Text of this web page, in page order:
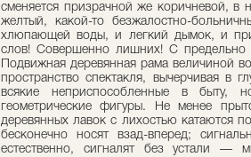
сменяется призрачной же коричневой, в
желтый, какой-то безжалостно-
хлюпающей воды, и легкий дымок, и
слов! Совершенно лишних! С предельно
Подвижная деревянная рама величиной
пространство спектакля, вычерчивая в
всякие неприспособленные в быту,
геометрические фигуры. Не менее
деревянных лавок с лихостью катаются
бесконечно носят взад-вперед;
естественно, сигналят без устали —